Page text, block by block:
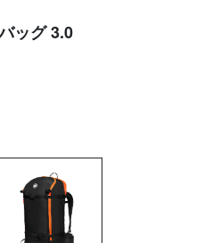
ッグ 3.0